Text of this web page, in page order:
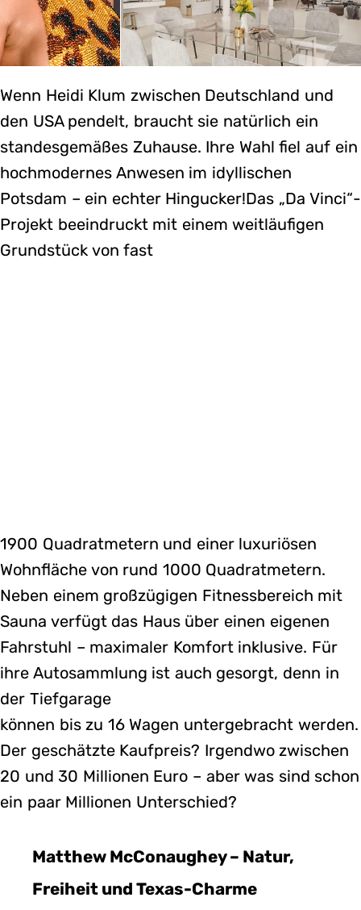
Wenn Heidi Klum zwischen Deutschland und
den USA pendelt, braucht sie natürlich ein
standesgemäßes Zuhause. Ihre Wahl fiel auf ein
hochmodernes Anwesen im idyllischen
Potsdam – ein echter Hingucker!Das „Da Vinci“-
Projekt beeindruckt mit einem weitläufigen
Grundstück von fast
1900 Quadratmetern und einer luxuriösen
Wohnfläche von rund 1000 Quadratmetern.
Neben einem großzügigen Fitnessbereich mit
Sauna verfügt das Haus über einen eigenen
Fahrstuhl – maximaler Komfort inklusive. Für
ihre Autosammlung ist auch gesorgt, denn in
der Tiefgarage
können bis zu 16 Wagen untergebracht werden.
Der geschätzte Kaufpreis? Irgendwo zwischen
20 und 30 Millionen Euro – aber was sind schon
ein paar Millionen Unterschied?
Matthew McConaughey – Natur,
Freiheit und Texas-Charme